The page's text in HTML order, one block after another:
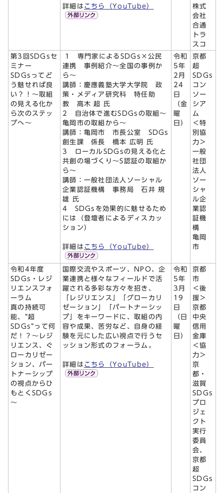
詳細は こちら（YouTube）
株式
会社
合通
トラ
スコ
第3回SDGsセ
ミナー
SDGsってど
う魅せれば良
い？！～取組
の見える化か
ら次のステッ
プへ～
1 専門家によるSDGs×公民
連携 事例紹介～全国の事例か
ら～
講師：慶應義塾大学大学院 政
策・メディア研究科 特任助
教 高木 超 氏
2 自治体で進むSDGsの取組～
亀岡市の取組から～
講師：亀岡市 市長公室 SDGs
創生課 係長 橋本 広明 氏
3 ローカルSDGsの見える化と
共創の場づくり～S認証の取組か
ら～
講師：一般社団法人ソーシャル
企業認証機構 事務局 石井 規
雄 氏
4 SDGsを効果的に魅せるため
には（登壇者によるディスカッ
ション）
詳細は こちら（YouTube）
令和
5年
2月
24
日
（金
曜
日）
京都
超
SDGs
コン
ソー
シア
ム
＜特
別協
力＞
一般
社団
法人
ソー
シャ
ル企
業認
証機
構
亀岡
市
令和4年度
SDGs・レジ
リエンスフォ
ーラム
真の持続可
能、“超
SDGs”って何
だ！？～レジ
リエンス、ぐ
ローカリゼー
ション、パー
トナーシップ
の視点からひ
もとくSDGs
～
国際交流やスポーツ、NPO、企
業連携と様々なフィールドで活
躍される多彩な方々を招き、
「レジリエンス」「グローカリ
ゼーション」「パートナーシッ
プ」をキーワードに、取組の内
容や成果、苦労など、自身の経
験を元にした広い視点で行うセ
ッション形式のフォーラム。
詳細は こちら（YouTube）
令和
5年
3月
19
日
（日
曜
日）
京都
市
＜後
援＞
京都
中央
信用
金庫
＜協
力＞
京
都・
滋賀
SDGs
プロ
ジェ
クト
実行
委員
会、
京都
超
SDGs
コン